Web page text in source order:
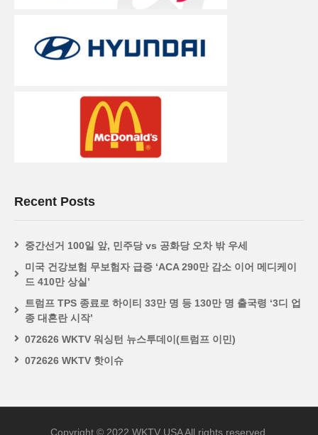
Recent Posts
중간선거 100일 앞, 민주당 vs 공화당 오차 밖 우세
미국 건강보험 무보험자 급증 ‘ACA 290만 감소 이어 메디케이
드 410만 상실’
트럼프 TPS 종료로 하이티 33만 명 등 130만 명 출국령 ‘3디 업
종 대혼란 시작’
072626 WKTV 워싱턴 뉴스투데이(트럼프 이민)
072626 WKTV 핫이슈
Copyright © 2022 WKTV USA All rights reserved.